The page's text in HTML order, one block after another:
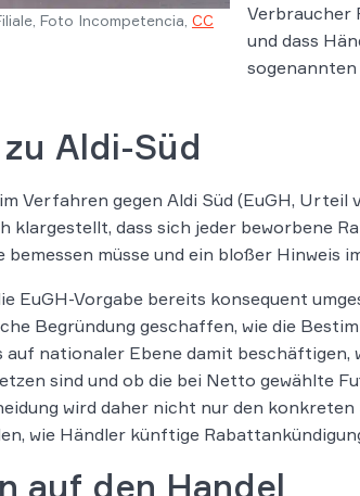
Foto Incompetencia, CC
Verbraucher
und dass
sogenannten
Aldi-Süd
Verfahren gegen Aldi Süd (EuGH, Urteil
klargestellt, dass sich jeder beworbene
bemessen müsse und ein bloßer Hinweis
EuGH-Vorgabe bereits konsequent
Begründung geschaffen, wie die
nationaler Ebene damit beschäftigen,
sind und ob die bei Netto gewählte
wird daher nicht nur den
wie Händler künftige
auf den Handel